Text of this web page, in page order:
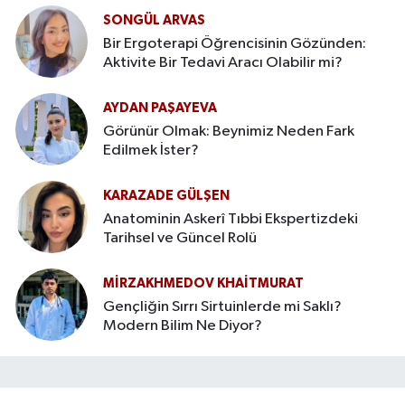
SONGÜL ARVAS
Bir Ergoterapi Öğrencisinin Gözünden:
Aktivite Bir Tedavi Aracı Olabilir mi?
AYDAN PAŞAYEVA
Görünür Olmak: Beynimiz Neden Fark
Edilmek İster?
KARAZADE GÜLŞEN
Anatominin Askerî Tıbbi Ekspertizdeki
Tarihsel ve Güncel Rolü
MIRZAKHMEDOV KHAİTMURAT
Gençliğin Sırrı Sirtuinlerde mi Saklı?
Modern Bilim Ne Diyor?